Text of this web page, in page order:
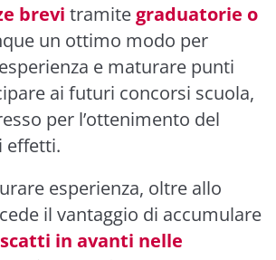
brevi tramite graduatorie o
un ottimo modo per
e maturare punti
ai futuri concorsi scuola,
per l’ottenimento del
effetti.
esperienza, oltre allo
il vantaggio di accumulare
scatti in avanti nelle